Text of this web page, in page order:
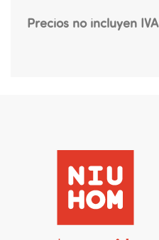
Precios no incluyen IVA